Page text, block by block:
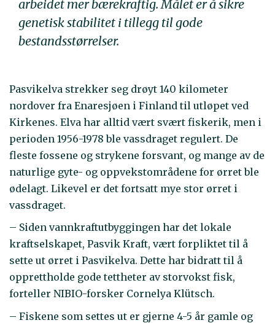
arbeidet mer bærekraftig. Målet er å sikre
genetisk stabilitet i tillegg til gode
bestandsstørrelser.
Pasvikelva strekker seg drøyt 140 kilometer
nordover fra Enaresjøen i Finland til utløpet ved
Kirkenes. Elva har alltid vært svært fiskerik, men i
perioden 1956-1978 ble vassdraget regulert. De
fleste fossene og strykene forsvant, og mange av de
naturlige gyte- og oppvekstområdene for ørret ble
ødelagt. Likevel er det fortsatt mye stor ørret i
vassdraget.
– Siden vannkraftutbyggingen har det lokale
kraftselskapet, Pasvik Kraft, vært forpliktet til å
sette ut ørret i Pasvikelva. Dette har bidratt til å
opprettholde gode tettheter av storvokst fisk,
forteller NIBIO-forsker Cornelya Klütsch.
– Fiskene som settes ut er gjerne 4-5 år gamle og